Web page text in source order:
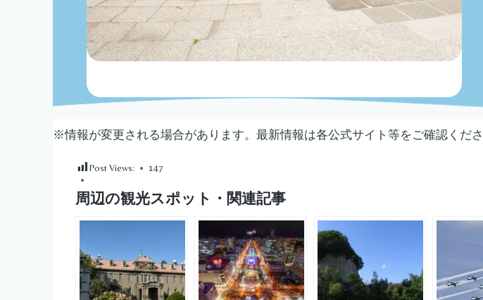
※情報が変更される場合があります。最新情報は各公式サイト等をご確認くださ
Post Views: 147
周辺の観光スポット・関連記事